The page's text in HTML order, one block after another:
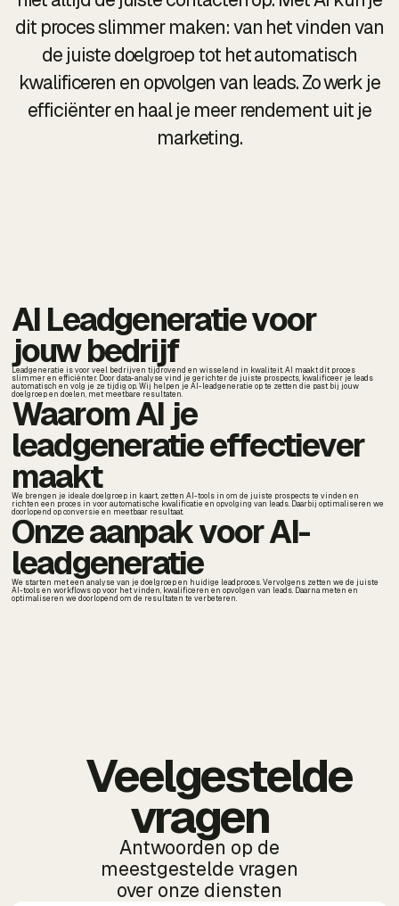
dit proces slimmer maken: van het vinden van
de juiste doelgroep tot het automatisch
kwalificeren en opvolgen van leads. Zo werk je
efficiënter en haal je meer rendement uit je
marketing.
AI Leadgeneratie voor
jouw bedrijf
Leadgeneratie is voor veel bedrijven tijdrovend en wisselend in kwaliteit. AI maakt dit proces
slimmer en efficiënter. Door data-analyse vind je gerichter de juiste prospects, kwalificeer je leads
automatisch en volg je ze tijdig op. Wij helpen je AI-leadgeneratie op te zetten die past bij jouw
doelgroep en doelen, met meetbare resultaten.
Waarom AI je
leadgeneratie effectiever
maakt
We brengen je ideale doelgroep in kaart, zetten AI-tools in om de juiste prospects te vinden en
richten een proces in voor automatische kwalificatie en opvolging van leads. Daarbij optimaliseren we
doorlopend op conversie en meetbaar resultaat.
Onze aanpak voor AI-
leadgeneratie
We starten met een analyse van je doelgroep en huidige leadproces. Vervolgens zetten we de juiste
AI-tools en workflows op voor het vinden, kwalificeren en opvolgen van leads. Daarna meten en
optimaliseren we doorlopend om de resultaten te verbeteren.
Veelgestelde
vragen
Antwoorden op de
meestgestelde vragen
over onze diensten